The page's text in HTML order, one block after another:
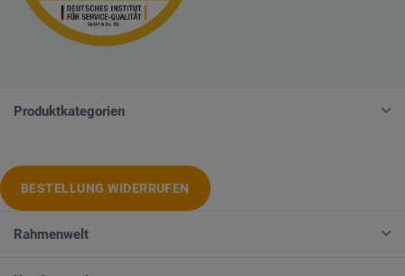
Produktkategorien
BESTELLUNG WIDERRUFEN
Rahmenwelt